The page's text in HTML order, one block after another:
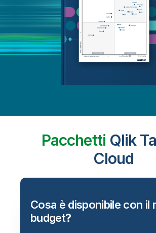
Pacchetti Qlik
Cloud
Cosa è disponibile con il
budget?